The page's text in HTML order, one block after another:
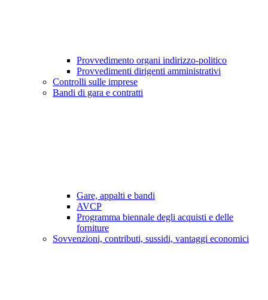
Provvedimento organi indirizzo-politico
Provvedimenti dirigenti amministrativi
Controlli sulle imprese
Bandi di gara e contratti
Gare, appalti e bandi
AVCP
Programma biennale degli acquisti e delle
forniture
Sovvenzioni, contributi, sussidi, vantaggi economici